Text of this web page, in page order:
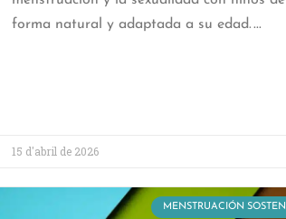
forma natural y adaptada a su edad.
15 d'abril de 2026
MENSTRUACIÓN